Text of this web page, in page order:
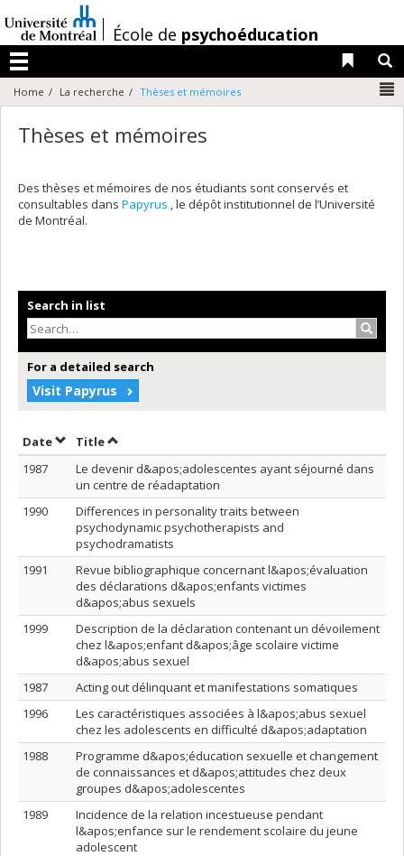
au
contenu
/École de psychoéducation
Menu
Liens
Home La recherche Thèses et mémoires
Thèses et mémoires
Des thèses et mémoires de nos étudiants sont conservés et
consultables dans Papyrus , le dépôt institutionnel de l’Université
de Montréal.
Search in list
For a detailed search
Visit Papyrus
DateSort by date in descending order
TitleSort by title in descending order
1987
Le devenir d&apos;adolescentes ayant séjourné dans
un centre de réadaptation
1990
Differences in personality traits between
psychodynamic psychotherapists and
psychodramatists
1991
Revue bibliographique concernant l&apos;évaluation
des déclarations d&apos;enfants victimes
d&apos;abus sexuels
1999
Description de la déclaration contenant un dévoilement
chez l&apos;enfant d&apos;âge scolaire victime
d&apos;abus sexuel
1987
Acting out délinquant et manifestations somatiques
1996
Les caractéristiques associées à l&apos;abus sexuel
chez les adolescents en difficulté d&apos;adaptation
1988
Programme d&apos;éducation sexuelle et changement
de connaissances et d&apos;attitudes chez deux
groupes d&apos;adolescentes
1989
Incidence de la relation incestueuse pendant
l&apos;enfance sur le rendement scolaire du jeune
adolescent